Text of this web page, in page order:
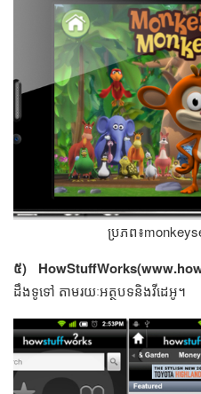
ប្រភព៖
៥)
ដឹង​ទូទៅ តាម​រយៈ​អត្ថបទ​និង​វីដេអូ។